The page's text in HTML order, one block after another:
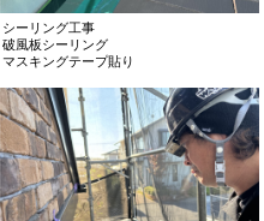
シーリング工事